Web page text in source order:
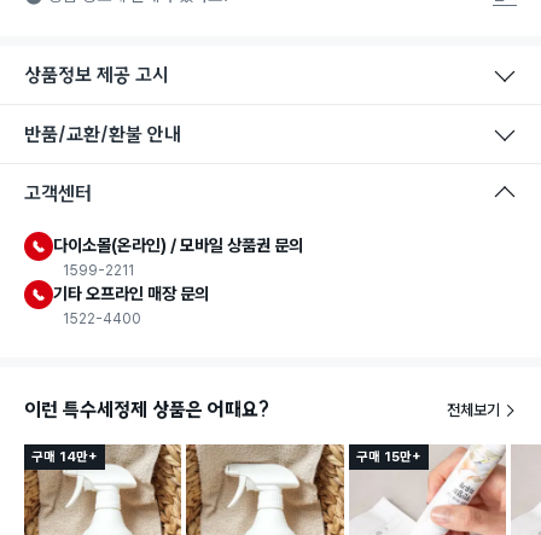
법에서 정한 안전기준에 적합함을 확인받은 제품을 의미합니다.
상품정보 제공 고시
반품/교환/환불 안내
고객센터
다이소몰(온라인) / 모바일 상품권 문의
1599-2211
기타 오프라인 매장 문의
1522-4400
이런 특수세정제 상품은 어때요? 전체보기
구매 14만+ 구매 15만+